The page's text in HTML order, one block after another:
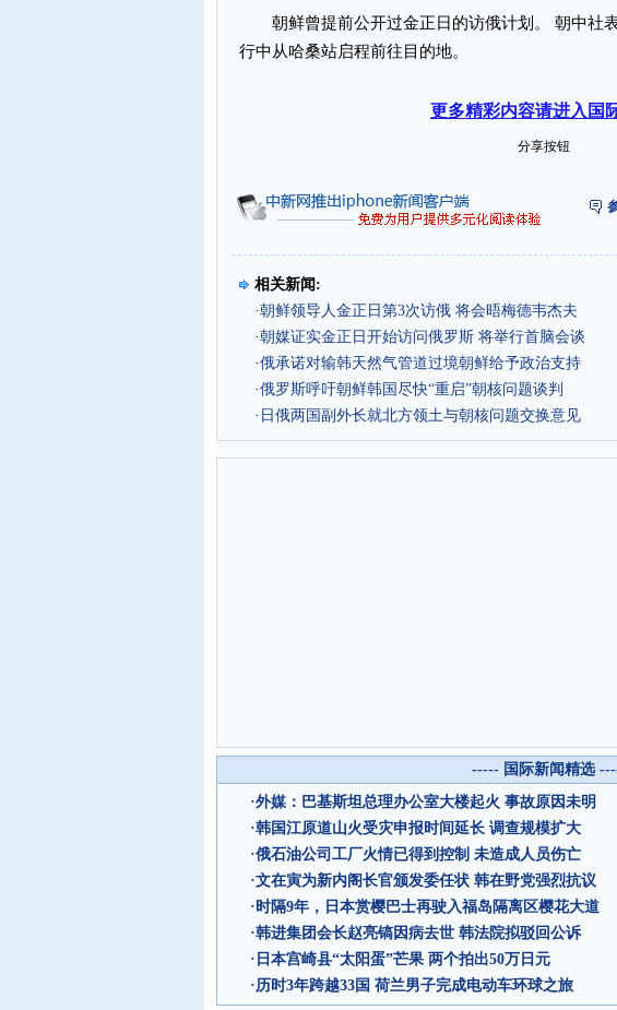
朝鲜曾提前公开过金正日的访俄计划。 朝中社
行中从哈桑站启程前往目的地。
更多精彩内容请进入国
分享按钮
相关新闻:
·朝鲜领导人金正日第3次访俄 将会晤梅德韦杰夫
·朝媒证实金正日开始访问俄罗斯 将举行首脑会谈
·俄承诺对输韩天然气管道过境朝鲜给予政治支持
·俄罗斯呼吁朝鲜韩国尽快“重启”朝核问题谈判
· 日俄两国副外长就北方领土与朝核问题交换意见
----- 国际新闻精选
·外媒：巴基斯坦总理办公室大楼起火 事故原因未明
·韩国江原道山火受灾申报时间延长 调查规模扩大
·俄石油公司工厂火情已得到控制 未造成人员伤亡
·文在寅为新内阁长官颁发委任状 韩在野党强烈抗议
·时隔9年，日本赏樱巴士再驶入福岛隔离区樱花大道
·韩进集团会长赵亮镐因病去世 韩法院拟驳回公诉
· 日本宫崎县“太阳蛋”芒果 两个拍出50万日元
·历时3年跨越33国 荷兰男子完成电动车环球之旅